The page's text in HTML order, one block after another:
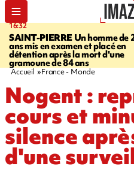
16:32
SAINT-PIERREUn homme de
ans mis en examen et placé en
détention après la mort d'une
gramoune de 84 ans
Accueil France - Monde
Nogent :
cours et
silence
d'une